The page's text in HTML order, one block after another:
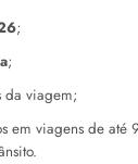
;
;
da viagem;
em viagens de até